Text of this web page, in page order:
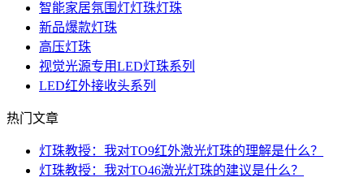
智能家居氛围灯灯珠灯珠
新品爆款灯珠
高压灯珠
视觉光源专用LED灯珠系列
LED红外接收头系列
热门文章
灯珠教授：我对TO9红外激光灯珠的理解是什么？
灯珠教授：我对TO46激光灯珠的建议是什么？